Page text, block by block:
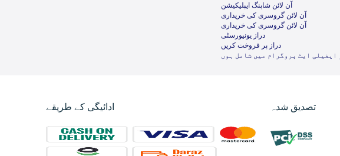
آن لائن شاپنگ ایپلیکیشن
آن لائن گروسری کی خریداری
آن لائن گروسری کی خریداری
دراز یونیورسٹی
دراز پر فروخت کریں
ایفیلی ایٹ پروگرام میں شامل ہوں
ادائیگی کے طریقے تصدیق شدہ